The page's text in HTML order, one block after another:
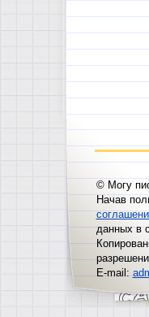
© Могу
Начав
данных в
E-mail: